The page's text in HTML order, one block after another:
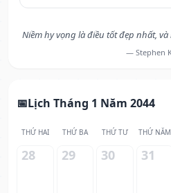
Niềm hy vọng là điều tốt đẹp nhất,
— Stephen
Lịch Tháng 1 Năm 2044
THỨ HAI THỨ BA THỨ TƯ THỨ NĂM
28 29 30 31